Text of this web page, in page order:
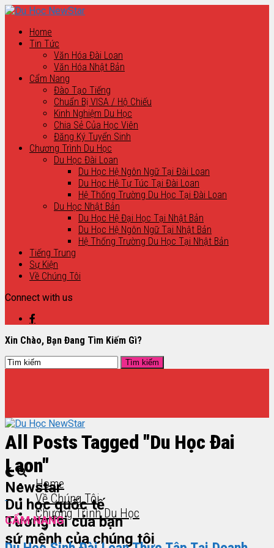
Home
Tin Tức
Văn Hóa Đài Loan
Văn Hóa Nhật Bản
Cẩm Nang
Đào Tạo Tiếng
Chuẩn Bị VISA / Hộ Chiếu
Kinh Nghiệm Du Học
Chia Sẻ Của Học Viên
Đăng Ký Tuyển Sinh
Chương Trình Du Học
Du Học Đài Loan
Du Học Hệ Ngôn Ngữ Tại Đài Loan
Du Học Hệ Tự Túc Tại Đài Loan
Hệ Thống Trường Du Học Tại Đài Loan
Du Học Nhật Bản
Du Học Hệ Đại Học Tại Nhật Bản
Du Học Hệ Ngôn Ngữ Tại Nhật Bản
Hệ Thống Trường Du Học Tại Nhật Bản
Tiếng Trung
Sự Kiện
Về Chúng Tôi
Connect with us
Xin Chào, Bạn Đang Tìm Kiếm Gì?
Newstar
Du học quốc tế
Tương lai của bạn
sứ mệnh của chúng tôi
Home
Về Chúng Tôi
Chương Trình Du Học
All Posts Tagged "du Học Đai
Laon"
CẨM NANG